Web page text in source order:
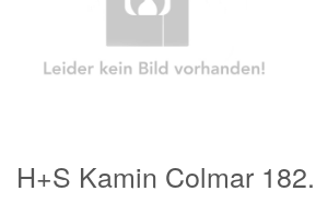
H+S Kamin Colmar